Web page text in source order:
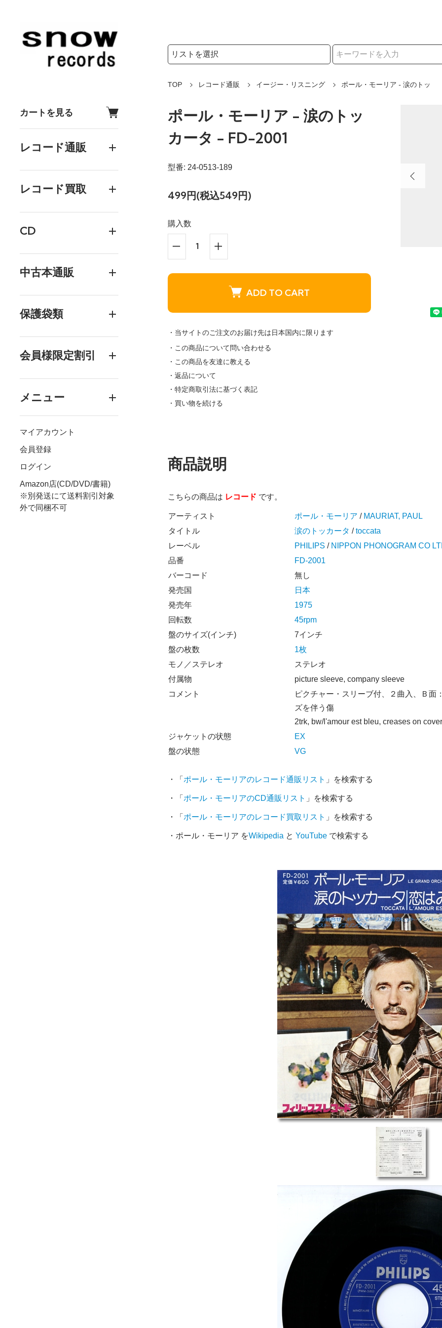
カートを見る
レコード通販
レコード買取
CD
中古本通販
保護袋類
会員様限定割引
メニュー
マイアカウント
会員登録
ログイン
Amazon店(CD/DVD/書籍)
※別発送にて送料割引対象
外で同梱不可
検索リストの選択
TOP レコード通販 イージー・リスニング ポール・モーリア - 涙のトッ
ポール・モーリア - 涙のトッ
カータ - FD-2001
型番: 24-0513-189
499円(税込549円)
購入数
ADD TO CART
・当サイトのご注文のお届け先は日本国内に限ります
・この商品について問い合わせる
・この商品を友達に教える
・返品について
・特定商取引法に基づく表記
・買い物を続ける
商品説明
こちらの商品は レコード です。
アーティスト ポール・モーリア / MAURIAT, PAUL
タイトル
涙のトッカータ /toccata
レーベル
PHILIPS / NIPPON PHONOGRAM CO
品番
FD-2001
バーコード
無し
発売国
日本
発売年
1975
回転数
45rpm
盤のサイズ(インチ)
7インチ
盤の枚数
1枚
モノ／ステレオ
ステレオ
付属物
picture sleeve, company sleeve
コメント
ピクチャー・スリーブ付、２曲入、Ｂ
ズを伴う傷
2trk, bw/l'amour est bleu, creases on
ジャケットの状態
EX
盤の状態
VG
・「 ポール・モーリアのレコード通販リスト 」を検索する
・「 ポール・モーリアのCD通販リスト 」を検索する
・「 ポール・モーリアのレコード買取リスト 」を検索する
・ポール・モーリア をWikipedia と YouTube で検索する